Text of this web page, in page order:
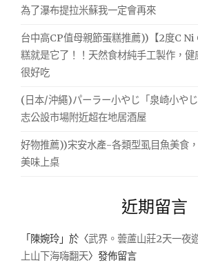
為了瀑布提拉米蘇我一定會再來
台中高CP值母親節蛋糕推薦))【2度C
糕就是它了！！天然食材純手工製作，
很好吃
(日本/沖繩)パーラー小やじ「泉崎小や
志公設市場附近超在地居酒屋
好物推薦))宋安水產-各類型虱目魚美食
美味上桌
近期留言
「 陳婉玲 」於〈武界。蕓蘆山莊2天一夜
上山下海嗨翻天〉發佈留言